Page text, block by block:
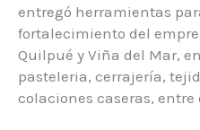
entregó herramientas
fortalecimiento del
Quilpué y Viña del Mar,
pasteleria, cerrajería,
colaciones caseras, entre